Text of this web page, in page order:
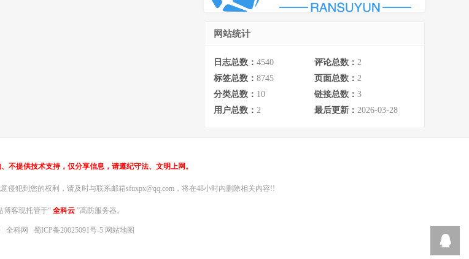
网站统计
日志总数： 4540 评论总数： 2
标签总数： 8745 页面总数： 2
分类总数： 10 链接总数： 3
用户总数： 2 最后更新： 2026-03-28
不提供技术支持，仅分享信息，请遵纪守法、文明上网。
侵犯到您的权利，请及时与联系邮箱sfuxpx@qq.com，将在48小时内删除相关内容!!
博客现托管于“ 全科云 ”高防服务器。
全科网 蜀ICP备20025091号-5 网站地图